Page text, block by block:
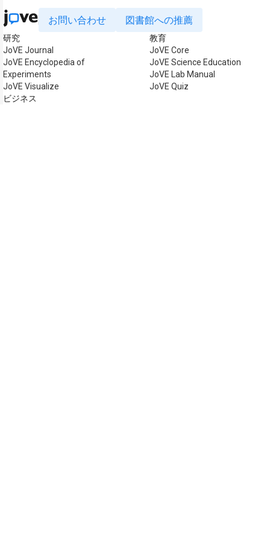
お問い合わせ 図書館への推薦
研究
JoVE Journal
JoVE Encyclopedia of
Experiments
JoVE Visualize
ビジネス
教育
JoVE Core
JoVE Science Education
JoVE Lab Manual
JoVE Quiz